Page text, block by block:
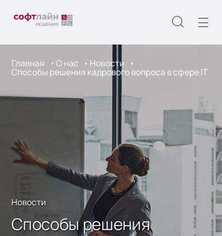
Главная О нас Новости
Способы решения кадрового вопроса в сфере IT
Новости
Способы решения